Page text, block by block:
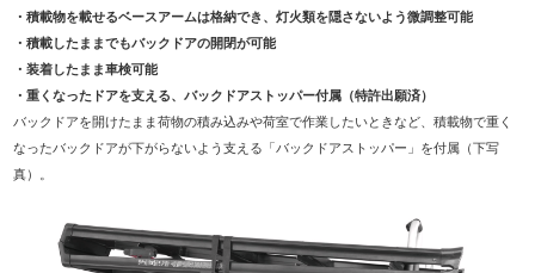
・積載物を載せるベースアームは格納でき、灯火類を隠さないよう微調整可能
・積載したままでもバックドアの開閉が可能
・装着したまま車検可能
・重くなったドアを支える、バックドアストッパー付属（特許出願済）
バックドアを開けたまま荷物の積み込みや荷室で作業したいときなど、積載物で重く
なったバックドアが下がらないよう支える「バックドアストッパー」を付属（下写
真）。